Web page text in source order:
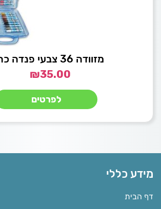
מזוודה 36 צבעי פנדה כחול
₪35.00
לפרטים
מידע כללי
דף הבית